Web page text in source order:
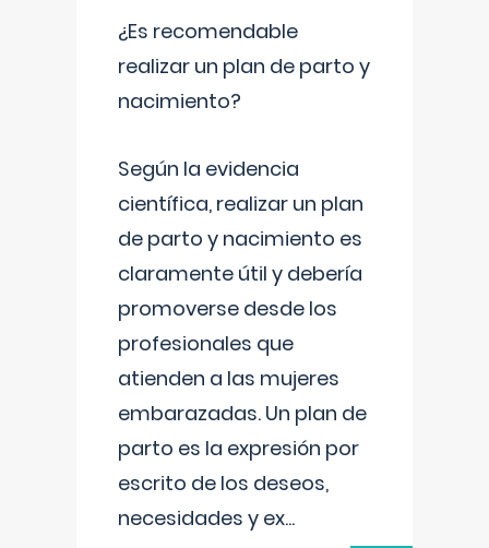
¿Es recomendable
realizar un plan de parto y
nacimiento?
Según la evidencia
científica, realizar un plan
de parto y nacimiento es
claramente útil y debería
promoverse desde los
profesionales que
atienden a las mujeres
embarazadas. Un plan de
parto es la expresión por
escrito de los deseos,
necesidades y ex...